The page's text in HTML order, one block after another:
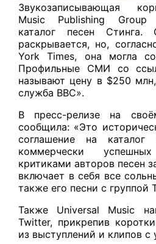
Звукозаписывающая
Music Publishing Group
каталог песен
раскрывается, но,
York Times, она могла
Профильные СМИ со
называют цену в $250
служба BBC».
В пресс-релизе на
сообщила: «Это
соглашение на
коммерчески
критиками авторов песен
включает в себя все
также его песни с группой
Также Universal Music
Twitter, прикрепив
из выступлений и клипов с